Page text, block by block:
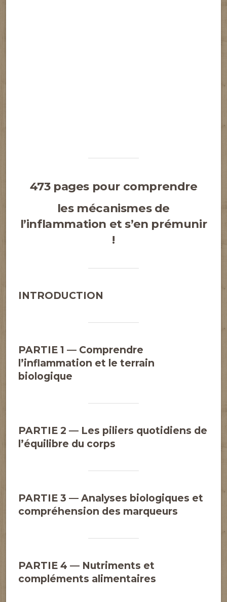
473 pages pour comprendre
les mécanismes de
l’inflammation et s’en prémunir
!
INTRODUCTION
PARTIE 1 — Comprendre
l’inflammation et le terrain
biologique
PARTIE 2 — Les piliers quotidiens de
l’équilibre du corps
PARTIE 3 — Analyses biologiques et
compréhension des marqueurs
PARTIE 4 — Nutriments et
compléments alimentaires